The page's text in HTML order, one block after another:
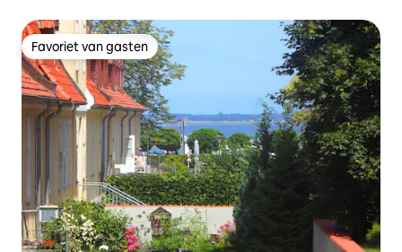
Favoriet van gasten
Favoriet van gasten